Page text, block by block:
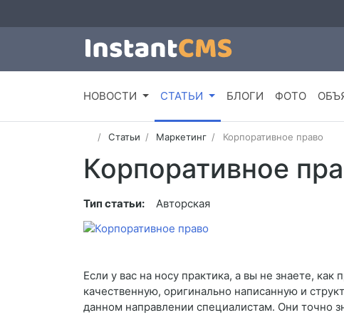
НОВОСТИ СТАТЬИ БЛОГИ ФОТО
Статьи Маркетинг Корпоративное право
Корпоративное
Тип статьи: Авторская
Если у вас на носу практика, а вы не знаете,
качественную, оригинально написанную и
данном направлении специалистам. Они точно